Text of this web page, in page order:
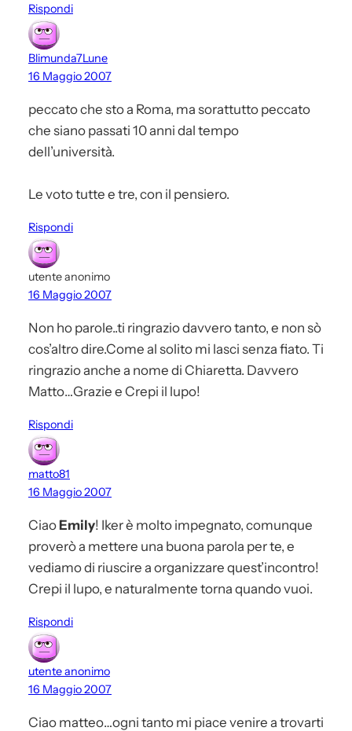
Rispondi
Blimunda7Lune
16 Maggio 2007
peccato che sto a Roma, ma sorattutto peccato
che siano passati 10 anni dal tempo
dell’università.
Le voto tutte e tre, con il pensiero.
Rispondi
utente anonimo
16 Maggio 2007
Non ho parole..ti ringrazio davvero tanto, e non sò
cos’altro dire.Come al solito mi lasci senza fiato. Ti
ringrazio anche a nome di Chiaretta. Davvero
Matto…Grazie e Crepi il lupo!
Rispondi
matto81
16 Maggio 2007
CiaoEmily! Iker è molto impegnato, comunque
proverò a mettere una buona parola per te, e
vediamo di riuscire a organizzare quest’incontro!
Crepi il lupo, e naturalmente torna quando vuoi.
Rispondi
utente anonimo
16 Maggio 2007
Ciao matteo…ogni tanto mi piace venire a trovarti